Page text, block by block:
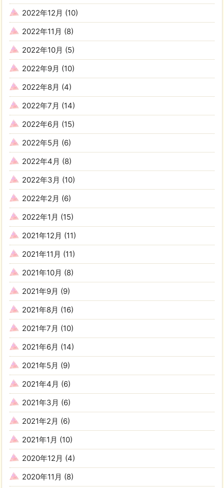
2022年12月 (10)
2022年11月 (8)
2022年10月 (5)
2022年9月 (10)
2022年8月 (4)
2022年7月 (14)
2022年6月 (15)
2022年5月 (6)
2022年4月 (8)
2022年3月 (10)
2022年2月 (6)
2022年1月 (15)
2021年12月 (11)
2021年11月 (11)
2021年10月 (8)
2021年9月 (9)
2021年8月 (16)
2021年7月 (10)
2021年6月 (14)
2021年5月 (9)
2021年4月 (6)
2021年3月 (6)
2021年2月 (6)
2021年1月 (10)
2020年12月 (4)
2020年11月 (8)